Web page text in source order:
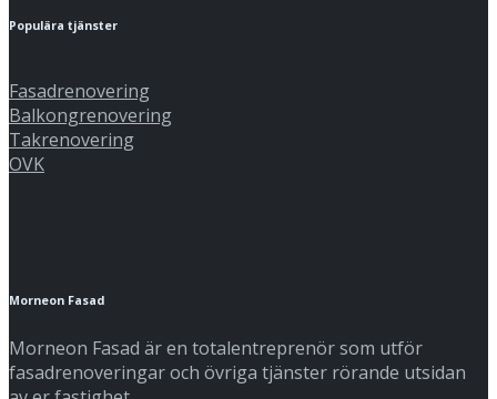
Populära tjänster
Fasadrenovering
Balkongrenovering
Takrenovering
OVK
Morneon Fasad
Morneon Fasad är en totalentreprenör som utför
fasadrenoveringar och övriga tjänster rörande utsidan